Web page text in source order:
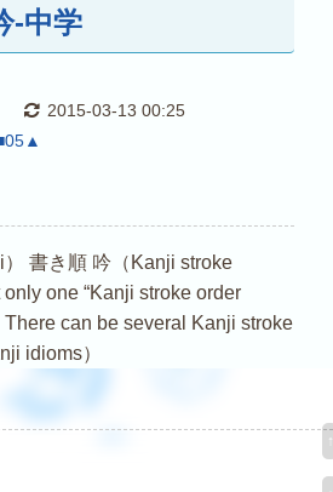
-中学
2015-03-13 00:25
書き順 吟（Kanji stroke
one “Kanji stroke order
There can be several Kanji stroke
idioms）
↑